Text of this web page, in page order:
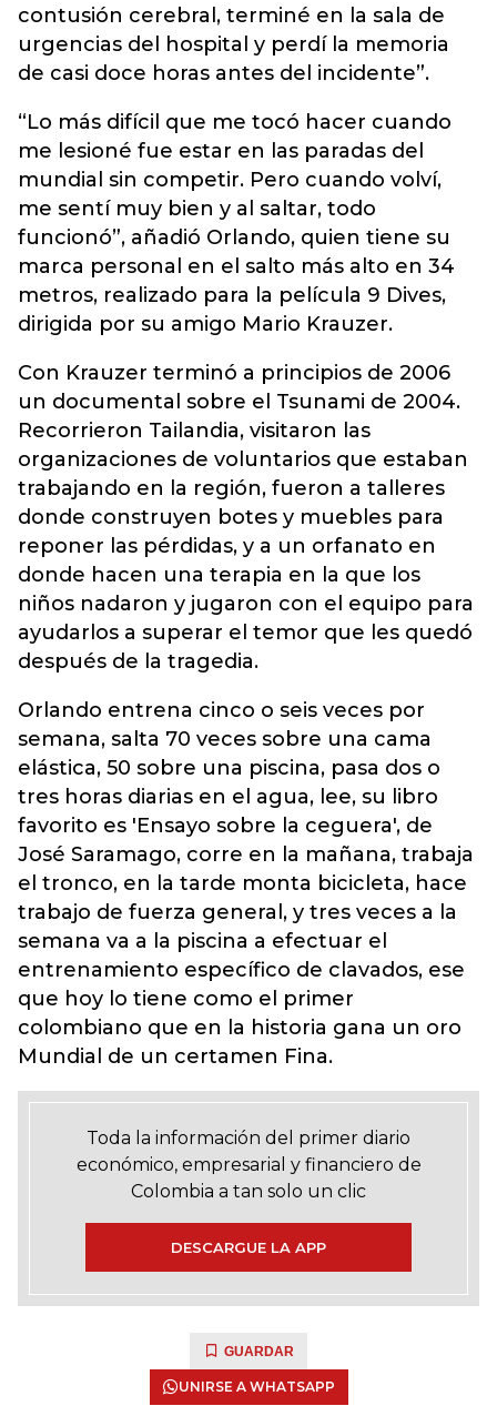
contusión cerebral, terminé en la sala de
urgencias del hospital y perdí la memoria
de casi doce horas antes del incidente”.
“Lo más difícil que me tocó hacer cuando
me lesioné fue estar en las paradas del
mundial sin competir. Pero cuando volví,
me sentí muy bien y al saltar, todo
funcionó”, añadió Orlando, quien tiene su
marca personal en el salto más alto en 34
metros, realizado para la película 9 Dives,
dirigida por su amigo Mario Krauzer.
Con Krauzer terminó a principios de 2006
un documental sobre el Tsunami de 2004.
Recorrieron Tailandia, visitaron las
organizaciones de voluntarios que estaban
trabajando en la región, fueron a talleres
donde construyen botes y muebles para
reponer las pérdidas, y a un orfanato en
donde hacen una terapia en la que los
niños nadaron y jugaron con el equipo para
ayudarlos a superar el temor que les quedó
después de la tragedia.
Orlando entrena cinco o seis veces por
semana, salta 70 veces sobre una cama
elástica, 50 sobre una piscina, pasa dos o
tres horas diarias en el agua, lee, su libro
favorito es 'Ensayo sobre la ceguera', de
José Saramago, corre en la mañana, trabaja
el tronco, en la tarde monta bicicleta, hace
trabajo de fuerza general, y tres veces a la
semana va a la piscina a efectuar el
entrenamiento específico de clavados, ese
que hoy lo tiene como el primer
colombiano que en la historia gana un oro
Mundial de un certamen Fina.
Toda la información del primer diario
económico, empresarial y financiero de
Colombia a tan solo un clic
DESCARGUE LA APP
GUARDAR
UNIRSE A WHATSAPP